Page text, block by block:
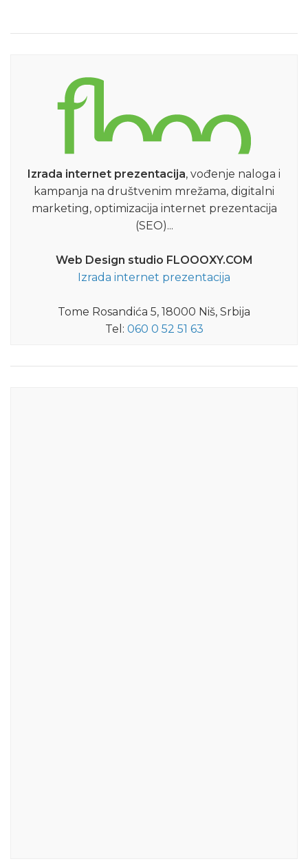
Izrada internet prezentacija, vođenje naloga i
kampanja na društvenim mrežama, digitalni
marketing, optimizacija internet prezentacija
(SEO)...
Web Design studio FLOOOXY.COM
Izrada internet prezentacija
Tome Rosandića 5, 18000 Niš, Srbija
Tel: 060 0 52 51 63